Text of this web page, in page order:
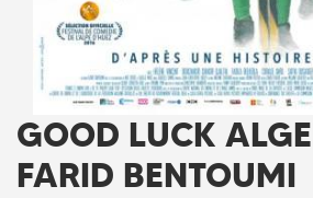
GOOD LUCK
FARID BENTOUMI